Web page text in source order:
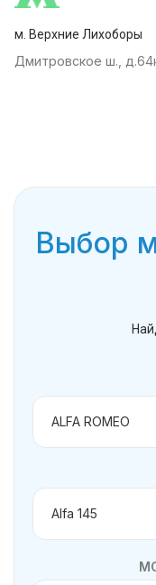
м. Верхние Лихоборы
Дмитровское ш.,
Выбор